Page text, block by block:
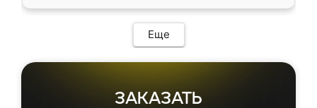
Еще
ЗАКАЗАТЬ